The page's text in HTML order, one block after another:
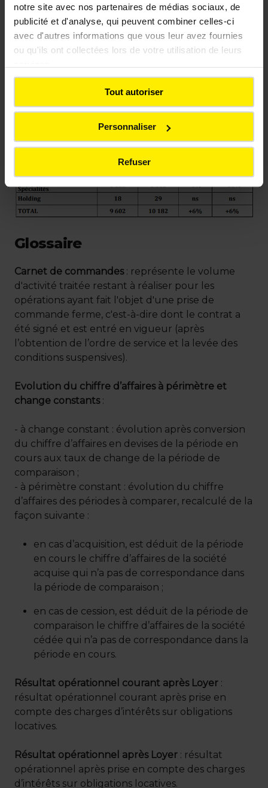
notre site avec nos partenaires de médias sociaux, de
publicité et d'analyse, qui peuvent combiner celles-ci
avec d'autres informations que vous leur avez fournies
ou qu'ils ont collectées lors de votre utilisation de leurs
Tout autoriser
Personnaliser
Refuser
Chiffre d'affaires au 30
septembre par secteur
opérationnel
Glossaire
Carnet de commandes: représente le volume
d'activité traitée restant à réaliser pour les
opérations ayant fait l'objet d'une prise de
commande ferme, c'est-à-dire dont le contrat a
été signé et est entré en vigueur (après
l’obtention de l’ordre de service et la levée des
conditions suspensives).
Evolution du chiffre d’affaires à périmètre et
change constants:
- à change constant : évolution après conversion
du chiffre d’affaires en devises de la période en
cours aux taux de change de la période de
comparaison ;
- à périmètre constant : évolution du chiffre
d’affaires des périodes à comparer, recalculé de la
façon suivante :
en cas d’acquisition, est déduit de la période
en cours le chiffre d’affaires de la société
acquise qui n’a pas de correspondance dans
la période de comparaison ;
en cas de cession, est déduit de la période de
comparaison le chiffre d’affaires de la société
cédée qui n’a pas de correspondance dans la
période en cours.
Résultat opérationnel courant après Loyer :
résultat opérationnel courant après prise en
compte des charges d’intérêts sur obligations
locatives.
Résultat opérationnel après Loyer : résultat
opérationnel après prise en compte des charges
d’intérêts sur obligations locatives.